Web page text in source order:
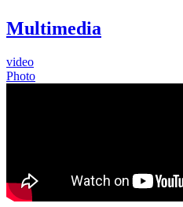
Multimedia
video
Photo